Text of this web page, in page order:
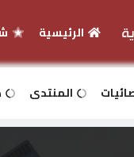
الرئيسية
المنتدى